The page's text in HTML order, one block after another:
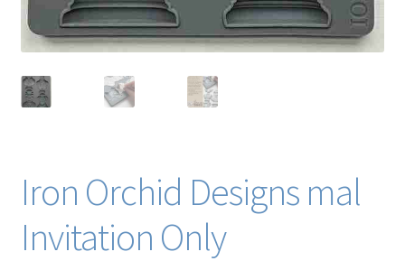
Iron Orchid Designs mal
Invitation Only